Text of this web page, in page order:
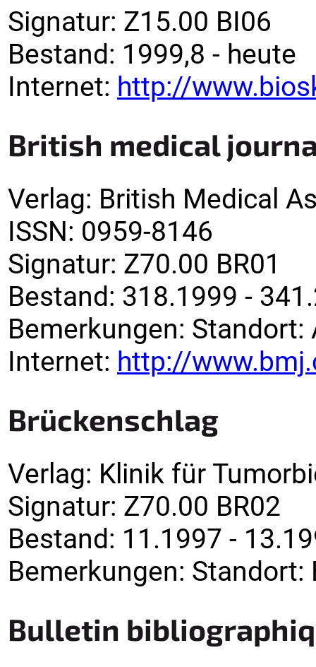
Signatur: Z15.00 BI06
Bestand: 1999,8 - heute
Internet: http://
British medical
Verlag: British Medical
ISSN: 0959-8146
Signatur: Z70.00 BR01
Bestand: 318.1999 -
Bemerkungen: Standort:
Internet: http://
Brückenschlag
Verlag: Klinik für
Signatur: Z70.00 BR02
Bestand: 11.1997 -
Bemerkungen: Standort:
Bulletin